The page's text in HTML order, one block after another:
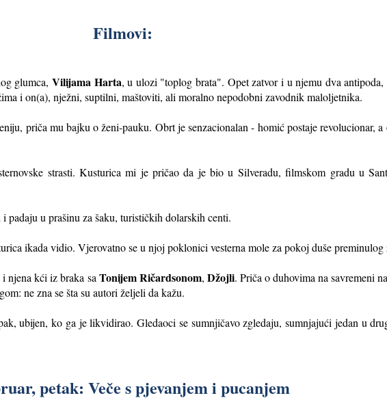
Filmovi:
glumca, Vilijama Harta, u ulozi "toplog brata". Opet zatvor i u njemu dva antipoda,
i on(a), nježni, suptilni, maštoviti, ali moralno nepodobni zavodnik maloljetnika.
priča mu bajku o ženi-pauku. Obrt je senzacionalan - homić postaje revolucionar,
strasti. Kusturica mi je pričao da je bio u Silveradu, filmskom gradu u
padaju u prašinu za šaku, turističkih dolarskih centi.
ikada vidio. Vjerovatno se u njoj poklonici vesterna mole za pokoj duše preminulog
i njena kći iz braka sa Tonijem Ričardsonom, Džojli. Priča o duhovima na savremeni
ne zna se šta su autori željeli da kažu.
ubijen, ko ga je likvidirao. Gledaoci se sumnjičavo zgledaju, sumnjajući jedan u
petak: Veče s pjevanjem i pucanjem